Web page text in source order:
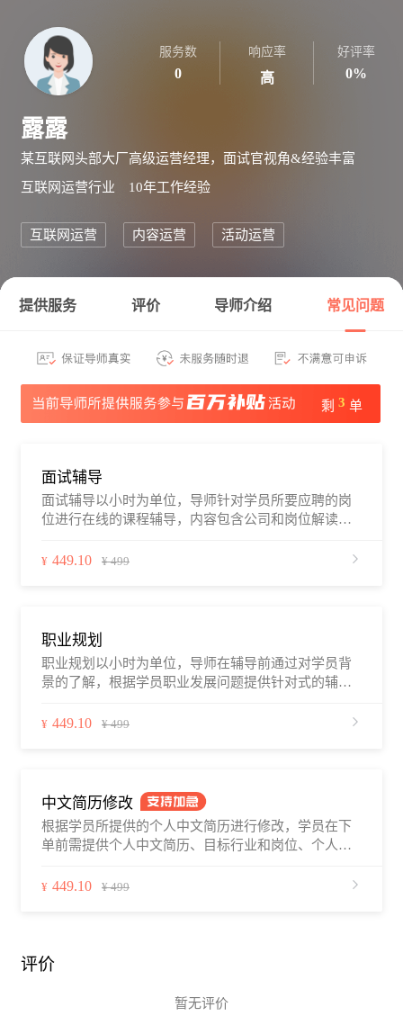
服务数
0
响应率
高
好评率
0%
露露
某互联网头部大厂高级运营经理，面试官视角&经验丰富
互联网运营行业 10年工作经验
互联网运营 内容运营 活动运营
提供服务 评价 导师介绍 常见问题
剩 3 单
面试辅导
面试辅导以小时为单位，导师针对学员所要应聘的岗
位进行在线的课程辅导，内容包含公司和岗位解读、
员所面临的问题不同，辅导内容类别会略有差异）。
¥ 449.10 ¥ 499
职业规划
职业规划以小时为单位，导师在辅导前通过对学员背
景的了解，根据学员职业发展问题提供针对式的辅导
人优势，确定职业发展方向和路径。学员可通过职徒
¥ 449.10 ¥ 499
中文简历修改
根据学员所提供的个人中文简历进行修改，学员在下
单前需提供个人中文简历、目标行业和岗位、个人的
以及关于简历修改的疑问和修改预期等。中文简历修
师沟通好所希望达到的预期，简历修改为非标准化服
次沟通时与导师确认好服务流程细节，导师首次提供
¥ 449.10 ¥ 499
评价
暂无评价